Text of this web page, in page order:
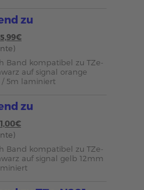
zu
Band kompatibel zu TZe-
auf signal orange
5m laminiert
zu
Band kompatibel zu TZe-
auf signal gelb 12mm